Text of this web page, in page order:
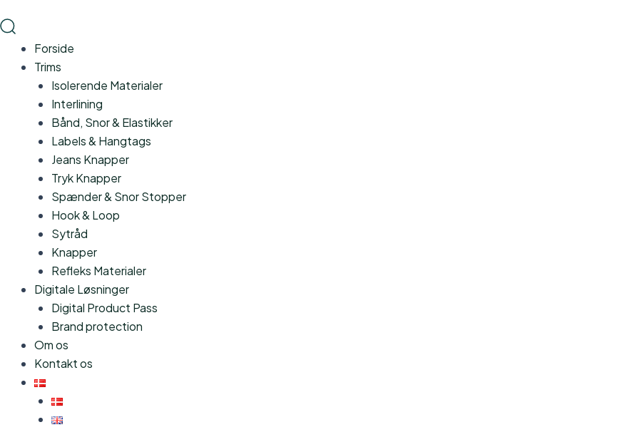
til
indholdetForside
Trims
Isolerende Materialer
Interlining
Bånd, Snor & Elastikker
Labels & Hangtags
Jeans Knapper
Tryk Knapper
Spænder & Snor Stopper
Hook & Loop
Sytråd
Knapper
Refleks Materialer
Digitale Løsninger
Digital Product Pass
Brand protection
Om os
Kontakt os